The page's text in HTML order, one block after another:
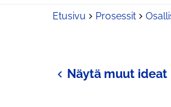
Etusivu Prosessit
Näytä muut ideat